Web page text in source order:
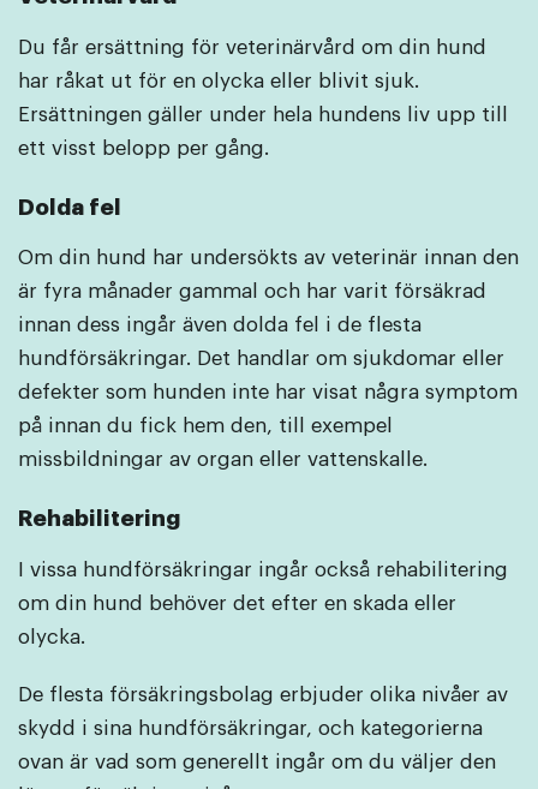
Du får ersättning för veterinärvård om din hund
har råkat ut för en olycka eller blivit sjuk.
Ersättningen gäller under hela hundens liv upp till
ett visst belopp per gång.
Dolda fel
Om din hund har undersökts av veterinär innan den
är fyra månader gammal och har varit försäkrad
innan dess ingår även dolda fel i de flesta
hundförsäkringar. Det handlar om sjukdomar eller
defekter som hunden inte har visat några symptom
på innan du fick hem den, till exempel
missbildningar av organ eller vattenskalle.
Rehabilitering
I vissa hundförsäkringar ingår också rehabilitering
om din hund behöver det efter en skada eller
olycka.
De flesta försäkringsbolag erbjuder olika nivåer av
skydd i sina hundförsäkringar, och kategorierna
ovan är vad som generellt ingår om du väljer den